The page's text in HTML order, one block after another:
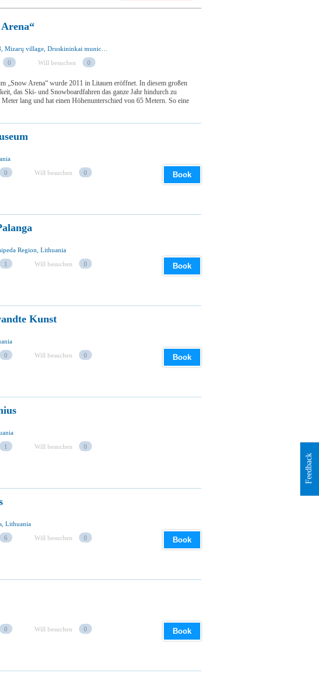
0 Will besuchen 0
„Snow Arena“ wurde 2011 in Litauen eröffnet. In diesem großen
das Ski- und Snowboardfahren das ganze Jahr hindurch zu
lang und hat einen Höhenunterschied von 65 Metern. So eine
0 Will besuchen 0 Book
Region, Lithuania
1 Will besuchen 0 Book
Kunst
0 Will besuchen 0 Book
1 Will besuchen 0
Lithuania
6 Will besuchen 0 Book
0 Will besuchen 0 Book
Feedback